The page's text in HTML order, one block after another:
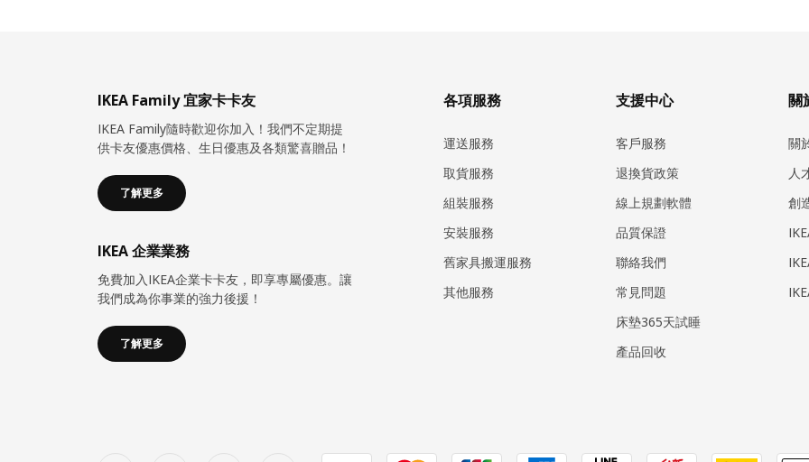
IKEA Family 宜家卡卡友
IKEA Family隨時歡迎你加入！我們不定期提
供卡友優惠價格、生日優惠及各類驚喜贈品！
了解更多
IKEA 企業業務
免費加入IKEA企業卡卡友，即享專屬優惠。讓
我們成為你事業的強力後援！
了解更多
各項服務
運送服務
取貨服務
組裝服務
安裝服務
​舊家具搬運服務
其他服務
支援中心
客戶服務
退換貨政策
線上規劃軟體
品質保證
聯絡我們
常見問題
床墊365天試睡
產品回收
關
關
人
創